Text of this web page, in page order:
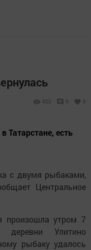
322 0 0
Татарстане, есть
с двумя рыбаками,
Центральное
произошла утром 7
Улитино
рыбаку удалось